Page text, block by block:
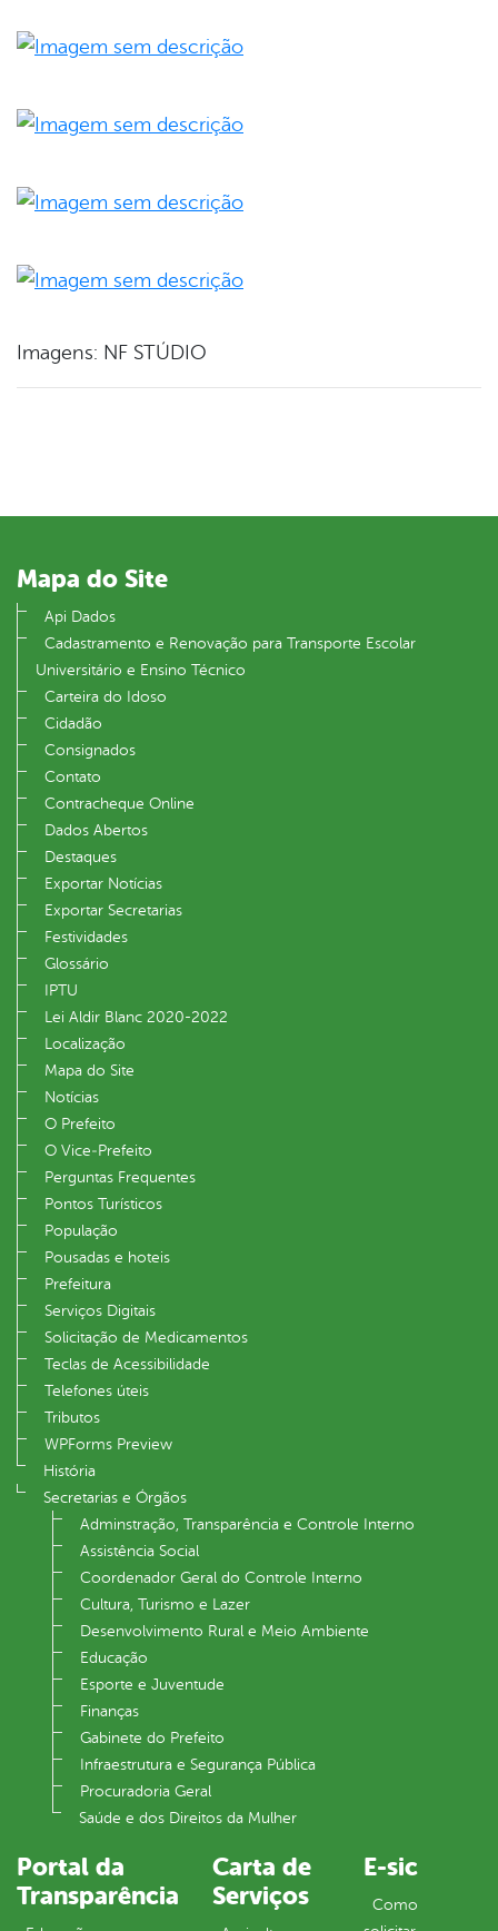
Imagens: NF STÚDIO
Mapa do Site
Api Dados
Cadastramento e Renovação para Transporte Escolar
Universitário e Ensino Técnico
Carteira do Idoso
Cidadão
Consignados
Contato
Contracheque Online
Dados Abertos
Destaques
Exportar Notícias
Exportar Secretarias
Festividades
Glossário
IPTU
Lei Aldir Blanc 2020-2022
Localização
Mapa do Site
Notícias
O Prefeito
O Vice‐Prefeito
Perguntas Frequentes
Pontos Turísticos
População
Pousadas e hoteis
Prefeitura
Serviços Digitais
Solicitação de Medicamentos
Teclas de Acessibilidade
Telefones úteis
Tributos
WPForms Preview
História
Secretarias e Órgãos
Adminstração, Transparência e Controle Interno
Assistência Social
Coordenador Geral do Controle Interno
Cultura, Turismo e Lazer
Desenvolvimento Rural e Meio Ambiente
Educação
Esporte e Juventude
Finanças
Gabinete do Prefeito
Infraestrutura e Segurança Pública
Procuradoria Geral
Saúde e dos Direitos da Mulher
Portal da
Transparência
Carta de
Serviços
E-sic
Como